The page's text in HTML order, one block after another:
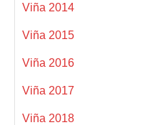
Viña 2014
Viña 2015
Viña 2016
Viña 2017
Viña 2018